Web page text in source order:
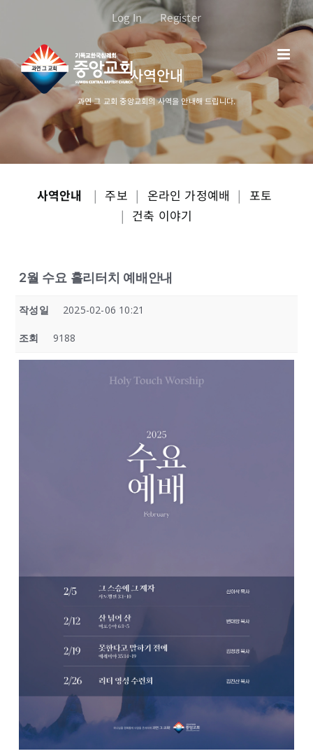
로
건
너
뛰
Log In Register
사역안내
과연 그 교회 중앙교회의 사역을 안내해 드립니다.
사역안내 | 주보 | 온라인 가정예배 | 포토
| 건축 이야기
2월 수요 홀리터치 예배안내
작성일 2025-02-06 10:21
조회 9188